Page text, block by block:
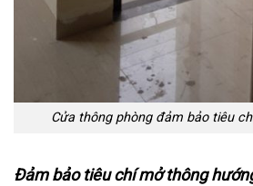
Cửa thông phòng đảm bảo tiêu
Đảm bảo tiêu chí mở thông